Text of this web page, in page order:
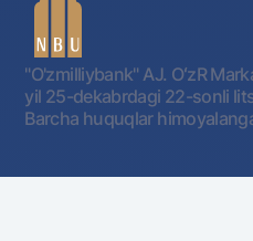
"O'zmilliybank" AJ. OʻzR
yil 25-dekabrdagi 22-sonli
Barcha huquqlar